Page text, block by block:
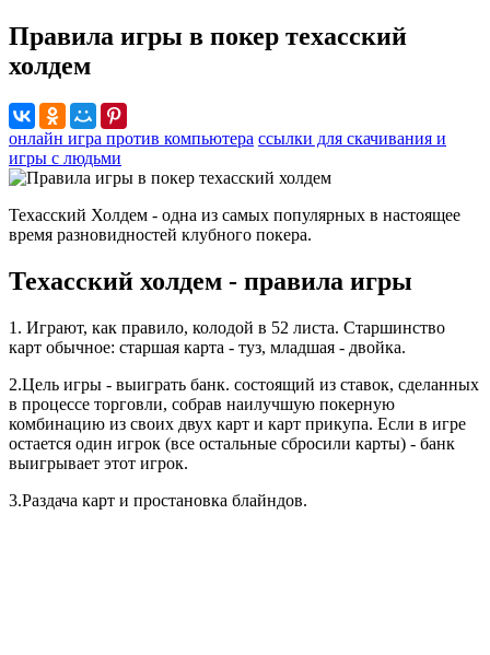
Правила игры в покер техасский
холдем
онлайн игра против компьютера ссылки для скачивания и
игры с людьми
Техасский Холдем - одна из самых популярных в настоящее
время разновидностей клубного покера.
Техасский холдем - правила игры
1. Играют, как правило, колодой в 52 листа. Старшинство
карт обычное: старшая карта - туз, младшая - двойка.
2.Цель игры - выиграть банк. состоящий из ставок, сделанных
в процессе торговли, собрав наилучшую покерную
комбинацию из своих двух карт и карт прикупа. Если в игре
остается один игрок (все остальные сбросили карты) - банк
выигрывает этот игрок.
3.Раздача карт и простановка блайндов.